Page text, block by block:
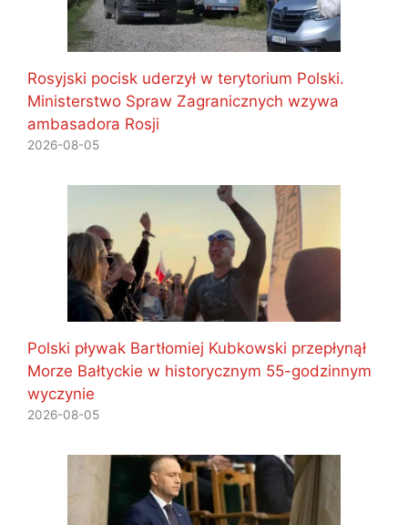
Rosyjski pocisk uderzył w terytorium Polski.
Ministerstwo Spraw Zagranicznych wzywa
ambasadora Rosji
2026-08-05
Polski pływak Bartłomiej Kubkowski przepłynął
Morze Bałtyckie w historycznym 55-godzinnym
wyczynie
2026-08-05